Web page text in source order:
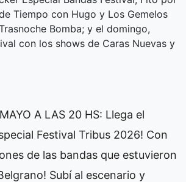
Tiempo con Hugo y Los Gemelos
Bomba; y el domingo,
con los shows de Caras Nuevas y
A LAS 20 HS: Llega el
Festival Tribus 2026! Con
de las bandas que estuvieron
Subí al escenario y